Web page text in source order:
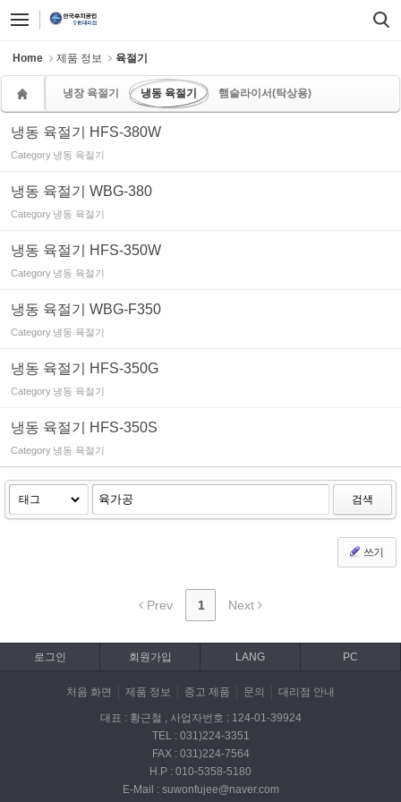
Home 제품 정보 육절기
냉장 육절기 냉동 육절기 햄슬라이서(탁상용)
냉동 육절기 HFS-380W
Category 냉동 육절기
냉동 육절기 WBG-380
Category 냉동 육절기
냉동 육절기 HFS-350W
Category 냉동 육절기
냉동 육절기 WBG-F350
Category 냉동 육절기
냉동 육절기 HFS-350G
Category 냉동 육절기
냉동 육절기 HFS-350S
Category 냉동 육절기
검색
쓰기
Prev 1 Next
로그인 회원가입 LANG PC
처음 화면 제품 정보 중고 제품 문의 대리점 안내
대표 : 황근철 , 사업자번호 : 124-01-39924
TEL : 031)224-3351
FAX : 031)224-7564
H.P : 010-5358-5180
E-Mail : suwonfujee@naver.com